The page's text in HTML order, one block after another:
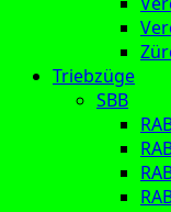
Triebzüge
SBB